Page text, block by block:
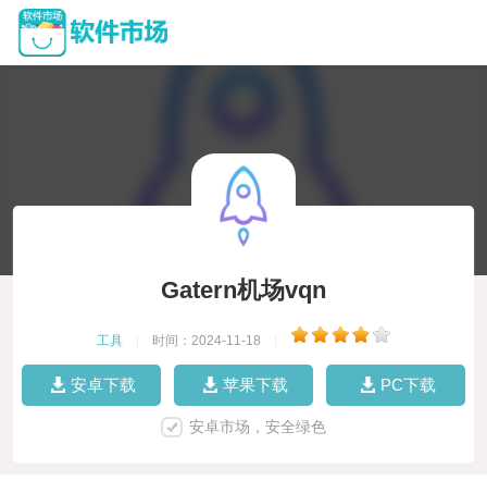
Gatern机场vqn
工具 时间：2024-11-18
安卓下载 苹果下载 PC下载
安卓市场，安全绿色